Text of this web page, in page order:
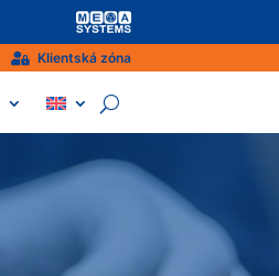
 Klientská zóna